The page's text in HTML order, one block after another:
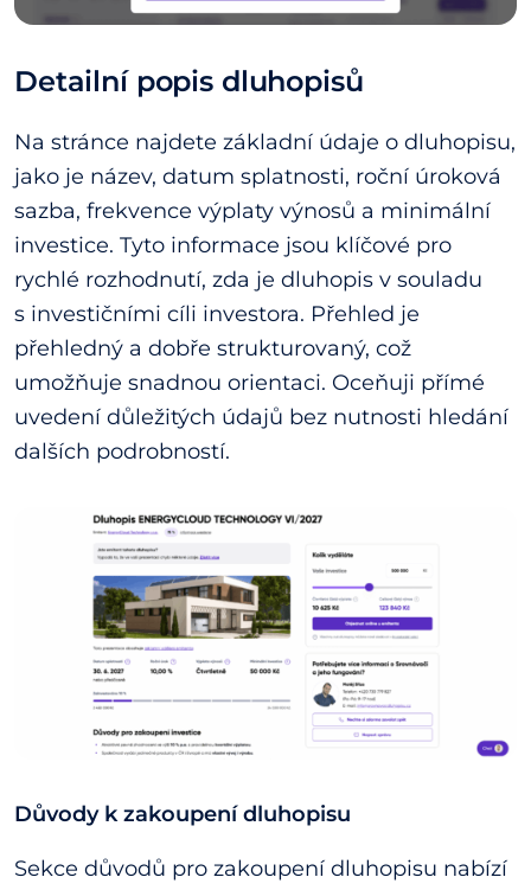
Detailní popis dluhopisů
Na stránce najdete základní údaje o dluhopisu,
jako je název, datum splatnosti, roční úroková
sazba, frekvence výplaty výnosů a minimální
investice. Tyto informace jsou klíčové pro
rychlé rozhodnutí, zda je dluhopis v souladu
s investičními cíli investora. Přehled je
přehledný a dobře strukturovaný, což
umožňuje snadnou orientaci. Oceňuji přímé
uvedení důležitých údajů bez nutnosti hledání
dalších podrobností.
Důvody k zakoupení dluhopisu
Sekce důvodů pro zakoupení dluhopisu nabízí